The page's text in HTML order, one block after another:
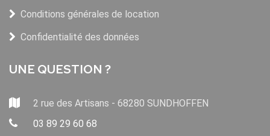
Conditions générales de location
Confidentialité des données
UNE QUESTION ?
2 rue des Artisans - 68280 SUNDHOFFEN
03 89 29 60 68